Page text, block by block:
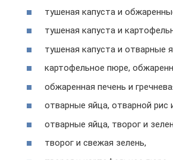
тушеная капуста и
тушеная капуста и
тушеная капуста и отварные
картофельное пюре,
обжаренная печень и
отварные яйца, отварной рис
отварные яйца, творог и
творог и свежая зелень,